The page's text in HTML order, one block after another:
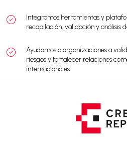
Integramos herramientas y
recopilación, validación y análisis
Ayudamos a organizaciones a
riesgos y fortalecer relaciones
internacionales.